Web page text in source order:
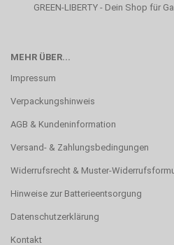
GREEN-LIBERTY - Dein Shop für
MEHR ÜBER...
Impressum
Verpackungshinweis
AGB & Kundeninformation
Versand- & Zahlungsbedingungen
Widerrufsrecht & Muster-
Hinweise zur Batterieentsorgung
Datenschutzerklärung
Kontakt